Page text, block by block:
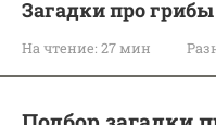
Загадки про грибы
На чтение: 27 мин